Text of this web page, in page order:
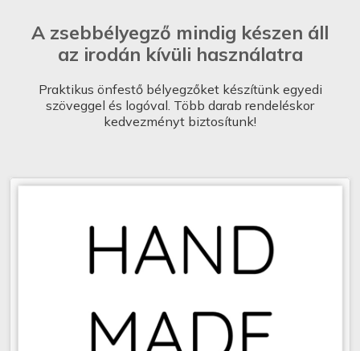
A zsebbélyegző mindig készen áll
az irodán kívüli használatra
Praktikus önfestő bélyegzőket készítünk egyedi
szöveggel és logóval. Több darab rendeléskor
kedvezményt biztosítunk!